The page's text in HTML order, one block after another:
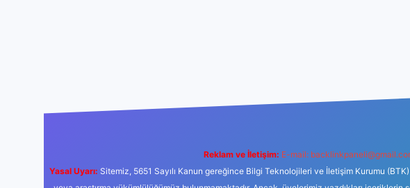
Reklam ve İletişim: E-mail:
Yasal Uyarı: Sitemiz, 5651 Sayılı Kanun gereğince Bilgi Teknolojileri ve İletişim Kurumu